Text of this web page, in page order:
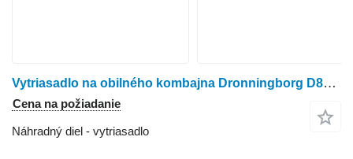
Vytriasadlo na obilného kombajna Dronningborg D8500
Cena na požiadanie
Náhradný diel - vytriasadlo